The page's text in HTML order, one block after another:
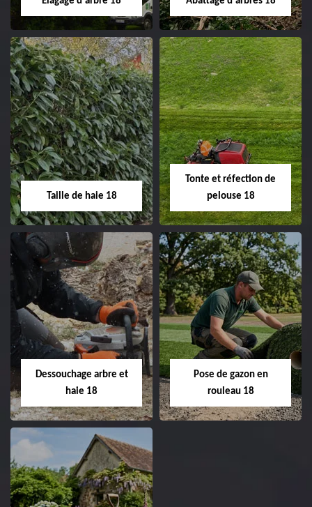
changement grillage et
clôture 18 Cher tel:
02.52.56.49.40
Elagage d'arbre 18
Entreprise élagage
d'arbre 18 Cher tel:
02.52.56.49.40
Abattage d'arbres
18
Entreprise abattage
Taille de haie 18
Taille de haie 18
Entreprise taille de haie
18 Cher tel:
02.52.56.49.40
Tonte et réfection de
pelouse 18
Tonte et réfection
de pelouse 18
Entreprise tonte et
Cher tel: 02.52.56.49.40
Dessouchage arbre et
haie 18
Dessouchage arbre
Pose de gazon en
rouleau 18